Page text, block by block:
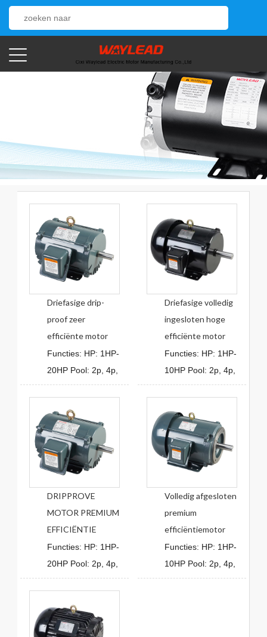
Driefasige drip-
proof zeer
efficiënte motor
Functies: HP: 1HP-
20HP Pool: 2p, 4p,
Driefasige volledig
ingesloten hoge
efficiënte motor
Functies: HP: 1HP-
10HP Pool: 2p, 4p,
DRIPPROVE
MOTOR PREMIUM
EFFICIËNTIE
Functies: HP: 1HP-
20HP Pool: 2p, 4p,
Volledig afgesloten
premium
efficiëntiemotor
Functies: HP: 1HP-
10HP Pool: 2p, 4p,